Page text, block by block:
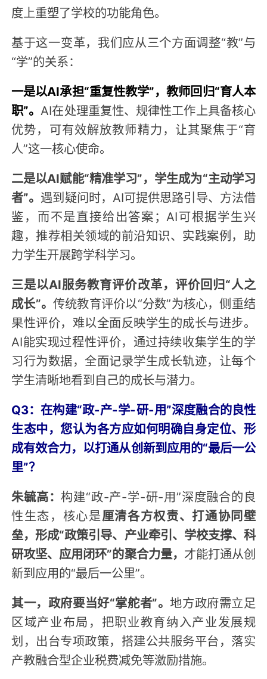
度上重塑了学校的功能角色。
基于这一变革，我们应从三个方面调整“教”与
“学”的关系：
一是以AI承担“重复性教学”，教师回归“育人本
职”。AI在处理重复性、规律性工作上具备核心
优势，可有效解放教师精力，让其聚焦于“育
人”这一核心使命。
二是以AI赋能“精准学习”，学生成为“主动学习
者”。 遇到疑问时，AI可提供思路引导、方法借
鉴，而不是直接给出答案；AI可根据学生兴
趣，推荐相关领域的前沿知识、实践案例，助
力学生开展跨学科学习。
三是以AI服务教育评价改革，评价回归“人之
成长”。传统教育评价以“分数”为核心，侧重结
果性评价，难以全面反映学生的成长与进步。
AI能实现过程性评价，通过持续收集学生的学
习行为数据，全面记录学生成长轨迹，让每个
学生清晰地看到自己的成长与潜力。
Q3：在构建“政-产-学-研-用”深度融合的良性
生态中，您认为各方应如何明确自身定位、形
成有效合力，以打通从创新到应用的“最后一公
里”？
朱毓高：构建“政-产-学-研-用”深度融合的良
性生态，核心是厘清各方权责、打通协同壁
垒，形成“政策引导、产业牵引、学校支撑、科
研攻坚、应用闭环”的聚合力量， 才能打通从创
新到应用的“最后一公里”。
其一，政府要当好“掌舵者”。地方政府需立足
区域产业布局，把职业教育纳入产业发展规
划，出台专项政策，搭建公共服务平台，落实
产教融合型企业税费减免等激励措施。